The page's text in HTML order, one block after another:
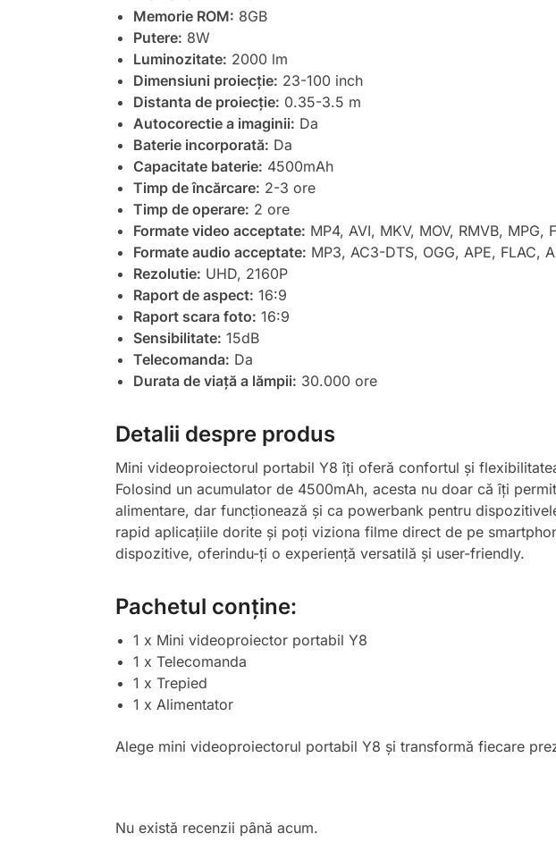
Memorie ROM: 8GB
Putere: 8W
Luminozitate: 2000 lm
Dimensiuni proiecție: 23-100 inch
Distanta de proiecție: 0.35-3.5 m
Autocorectie a imaginii: Da
Baterie incorporată: Da
Capacitate baterie: 4500mAh
Timp de încărcare: 2-3 ore
Timp de operare: 2 ore
Formate video acceptate: MP4, AVI, MKV, MOV, RMVB, MPG,
Formate audio acceptate: MP3, AC3-DTS, OGG, APE, FLAC,
Rezolutie: UHD, 2160P
Raport de aspect: 16:9
Raport scara foto: 16:9
Sensibilitate: 15dB
Telecomanda: Da
Durata de viață a lămpii: 30.000 ore
Detalii despre produs
Mini videoproiectorul portabil Y8 îți oferă confortul și
Folosind un acumulator de 4500mAh, acesta nu doar că îți
alimentare, dar funcționează și ca powerbank pentru
rapid aplicațiile dorite și poți viziona filme direct de pe
dispozitive, oferindu-ți o experiență versatilă și user-friendly.
Pachetul conține:
1 x Mini videoproiector portabil Y8
1 x Telecomanda
1 x Trepied
1 x Alimentator
Alege mini videoproiectorul portabil Y8 și transformă fiecare
Nu există recenzii până acum.